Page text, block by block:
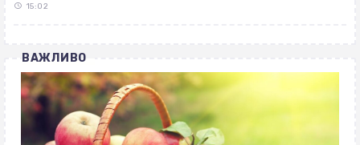
15:02
ВАЖЛИВО